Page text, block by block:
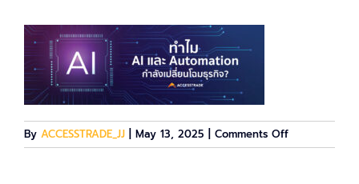
By ACCESSTRADE_JJ May 13, 2025 Comments Offon
ai